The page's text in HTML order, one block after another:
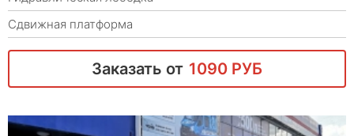
Сдвижная платформа
Заказать от 1090 РУБ